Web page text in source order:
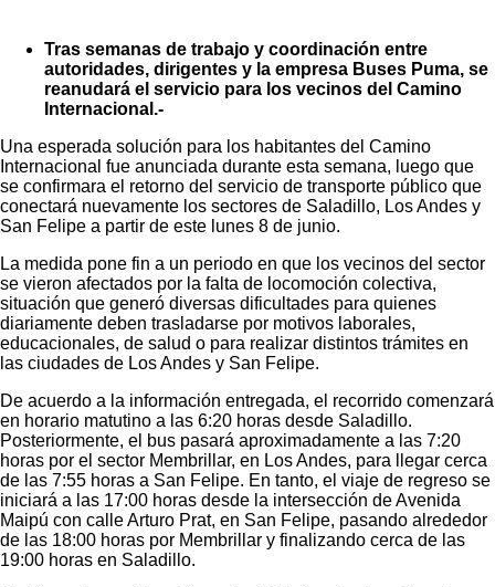
Tras semanas de trabajo y coordinación entre
autoridades, dirigentes y la empresa Buses Puma, se
reanudará el servicio para los vecinos del Camino
Internacional.-
Una esperada solución para los habitantes del Camino
Internacional fue anunciada durante esta semana, luego que
se confirmara el retorno del servicio de transporte público que
conectará nuevamente los sectores de Saladillo, Los Andes y
San Felipe a partir de este lunes 8 de junio.
La medida pone fin a un periodo en que los vecinos del sector
se vieron afectados por la falta de locomoción colectiva,
situación que generó diversas dificultades para quienes
diariamente deben trasladarse por motivos laborales,
educacionales, de salud o para realizar distintos trámites en
las ciudades de Los Andes y San Felipe.
De acuerdo a la información entregada, el recorrido comenzará
en horario matutino a las 6:20 horas desde Saladillo.
Posteriormente, el bus pasará aproximadamente a las 7:20
horas por el sector Membrillar, en Los Andes, para llegar cerca
de las 7:55 horas a San Felipe. En tanto, el viaje de regreso se
iniciará a las 17:00 horas desde la intersección de Avenida
Maipú con calle Arturo Prat, en San Felipe, pasando alrededor
de las 18:00 horas por Membrillar y finalizando cerca de las
19:00 horas en Saladillo.